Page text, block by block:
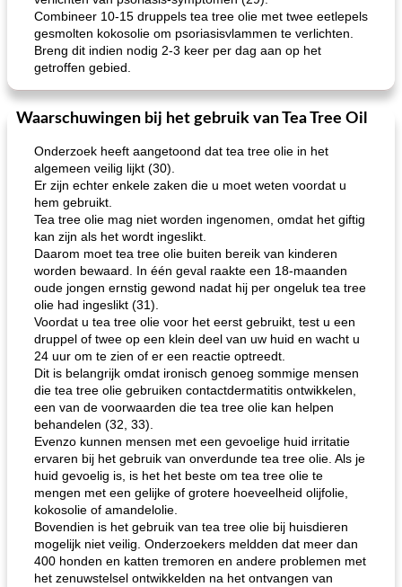
geroosterde tilapia parmezaan spaghetti squash i
Combineer 10-15 druppels tea tree olie met twee eetlepels
gesmolten kokosolie om psoriasisvlammen te verlichten.
Breng dit indien nodig 2-3 keer per dag aan op het
getroffen gebied.
Waarschuwingen bij het gebruik van Tea Tree Oil
Onderzoek heeft aangetoond dat tea tree olie in het
algemeen veilig lijkt (30).
Er zijn echter enkele zaken die u moet weten voordat u
hem gebruikt.
Tea tree olie mag niet worden ingenomen, omdat het giftig
kan zijn als het wordt ingeslikt.
Daarom moet tea tree olie buiten bereik van kinderen
worden bewaard. In één geval raakte een 18-maanden
oude jongen ernstig gewond nadat hij per ongeluk tea tree
olie had ingeslikt (31).
Voordat u tea tree olie voor het eerst gebruikt, test u een
druppel of twee op een klein deel van uw huid en wacht u
24 uur om te zien of er een reactie optreedt.
Dit is belangrijk omdat ironisch genoeg sommige mensen
die tea tree olie gebruiken contactdermatitis ontwikkelen,
een van de voorwaarden die tea tree olie kan helpen
behandelen (32, 33).
Evenzo kunnen mensen met een gevoelige huid irritatie
ervaren bij het gebruik van onverdunde tea tree olie. Als je
huid gevoelig is, is het het beste om tea tree olie te
mengen met een gelijke of grotere hoeveelheid olijfolie,
kokosolie of amandelolie.
Bovendien is het gebruik van tea tree olie bij huisdieren
mogelijk niet veilig. Onderzoekers meldden dat meer dan
400 honden en katten tremoren en andere problemen met
het zenuwstelsel ontwikkelden na het ontvangen van